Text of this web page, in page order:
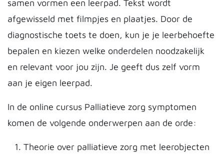
samen vormen een leerpad. Tekst wordt
afgewisseld met filmpjes en plaatjes. Door de
diagnostische toets te doen, kun je je leerbehoefte
bepalen en kiezen welke onderdelen noodzakelijk
en relevant voor jou zijn. Je geeft dus zelf vorm
aan je eigen leerpad.
In de online cursus Palliatieve zorg symptomen
komen de volgende onderwerpen aan de orde:
Theorie over palliatieve zorg met leerobjecten